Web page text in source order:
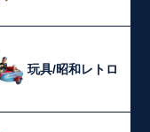
玩具/昭和レトロ